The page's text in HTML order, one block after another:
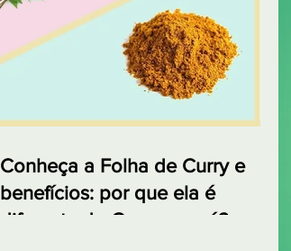
Conheça a Folha de Curry e
benefícios: por que ela é
diferente do Curry em pó?